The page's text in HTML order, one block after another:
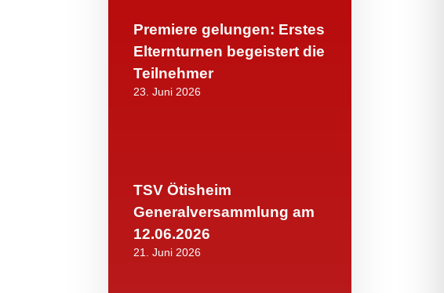
Premiere gelungen: Erstes
Elternturnen begeistert die
Teilnehmer
23. Juni 2026
TSV Ötisheim
Generalversammlung am
12.06.2026
21. Juni 2026